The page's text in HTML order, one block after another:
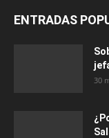
ENTRADAS
30